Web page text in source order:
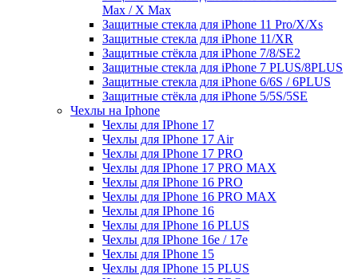
Max / X Max
Защитные стекла для iPhone 11 Pro/X/Xs
Защитные стекла для iPhone 11/XR
Защитные стёкла для iPhone 7/8/SE2
Защитные стекла для iPhone 7 PLUS/8PLUS
Защитные стекла для iPhone 6/6S / 6PLUS
Защитные стёкла для iPhone 5/5S/5SE
Чехлы на Iphone
Чехлы для IPhone 17
Чехлы для IPhone 17 Air
Чехлы для IPhone 17 PRO
Чехлы для IPhone 17 PRO MAX
Чехлы для IPhone 16 PRO
Чехлы для IPhone 16 PRO MAX
Чехлы для IPhone 16
Чехлы для IPhone 16 PLUS
Чехлы для IPhone 16e / 17e
Чехлы для IPhone 15
Чехлы для IPhone 15 PLUS